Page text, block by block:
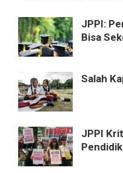
JPPI:
Bisa
Salah
JPPI